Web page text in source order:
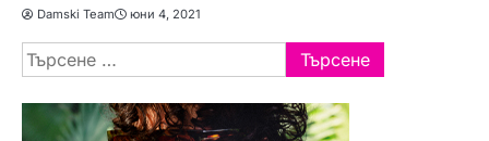
Damski Team юни 4, 2021
Търсене
за: